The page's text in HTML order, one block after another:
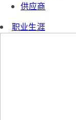
供应商
职业生涯